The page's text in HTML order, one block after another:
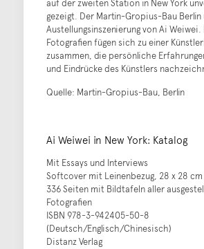
auf der zweiten Station in New York
gezeigt. Der Martin-Gropius-Bau
Austellungsinszenierung von Ai Weiwei.
Fotografien fügen sich zu einer
zusammen, die persönliche
und Eindrücke des Künstlers
Quelle: Martin-Gropius-Bau, Berlin
Ai Weiwei in New York: Katalog
Mit Essays und Interviews
Softcover mit Leinenbezug, 28 x 28 cm
336 Seiten mit Bildtafeln aller
Fotografien
ISBN 978-3-942405-50-8
(Deutsch/Englisch/Chinesisch)
Distanz Verlag